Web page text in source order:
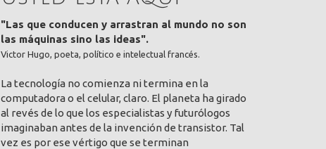
"Las que conducen y arrastran al mundo no son
las máquinas sino las ideas".
Victor Hugo, poeta, político e intelectual francés.
La tecnología no comienza ni termina en la
computadora o el celular, claro. El planeta ha girado
al revés de lo que los especialistas y futurólogos
imaginaban antes de la invención de transistor. Tal
vez es por ese vértigo que se terminan